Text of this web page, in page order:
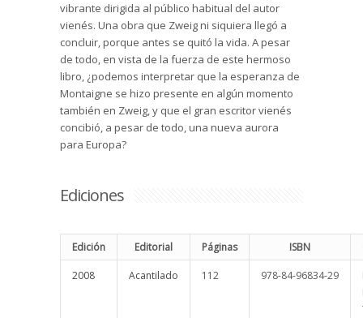
vibrante dirigida al público habitual del autor
vienés. Una obra que Zweig ni siquiera llegó a
concluir, porque antes se quitó la vida. A pesar
de todo, en vista de la fuerza de este hermoso
libro, ¿podemos interpretar que la esperanza de
Montaigne se hizo presente en algún momento
también en Zweig, y que el gran escritor vienés
concibió, a pesar de todo, una nueva aurora
para Europa?
Ediciones
Edición Editorial Páginas ISBN
2008 Acantilado 112 978-84-96834-29